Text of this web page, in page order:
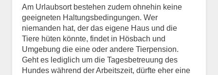
Am Urlaubsort bestehen zudem ohnehin keine
geeigneten Haltungsbedingungen. Wer
niemanden hat, der das eigene Haus und die
Tiere hüten könnte, findet in Hösbach und
Umgebung die eine oder andere Tierpension.
Geht es lediglich um die Tagesbetreuung des
Hundes während der Arbeitszeit, dürfte eher eine